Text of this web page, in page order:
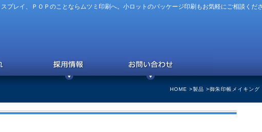
プレイ、ＰＯＰのことならムツミ印刷へ。小ロットのパッケージ印刷もお気軽にご相談くだ
HOME >製品 >御朱印帳メイキング